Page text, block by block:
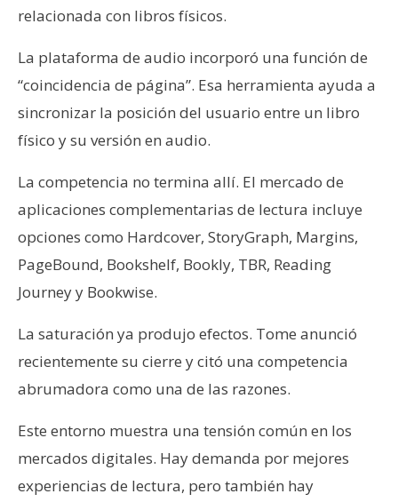
relacionada con libros físicos.
La plataforma de audio incorporó una función de
“coincidencia de página”. Esa herramienta ayuda a
sincronizar la posición del usuario entre un libro
físico y su versión en audio.
La competencia no termina allí. El mercado de
aplicaciones complementarias de lectura incluye
opciones como Hardcover, StoryGraph, Margins,
PageBound, Bookshelf, Bookly, TBR, Reading
Journey y Bookwise.
La saturación ya produjo efectos. Tome anunció
recientemente su cierre y citó una competencia
abrumadora como una de las razones.
Este entorno muestra una tensión común en los
mercados digitales. Hay demanda por mejores
experiencias de lectura, pero también hay